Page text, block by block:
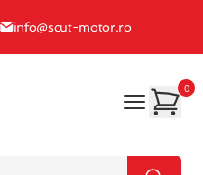
info@scut-motor.ro
0